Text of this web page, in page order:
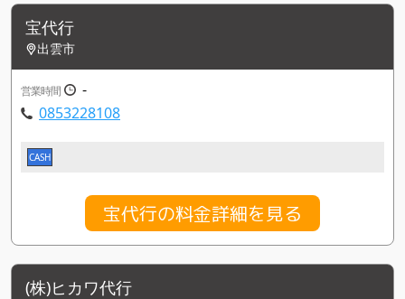
宝代行
出雲市
営業時間
-
0853228108
CASH
宝代行の料金詳細を見る
(株)ヒカワ代行